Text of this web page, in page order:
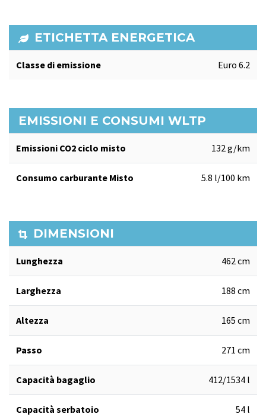
ETICHETTA ENERGETICA
Classe di emissione Euro 6.2
EMISSIONI E CONSUMI WLTP
Emissioni CO2 ciclo misto 132 g/km
Consumo carburante Misto 5.8 l/100 km
DIMENSIONI
Lunghezza 462 cm
Larghezza 188 cm
Altezza 165 cm
Passo 271 cm
Capacità bagaglio 412/1534 l
Capacità serbatoio 54 l